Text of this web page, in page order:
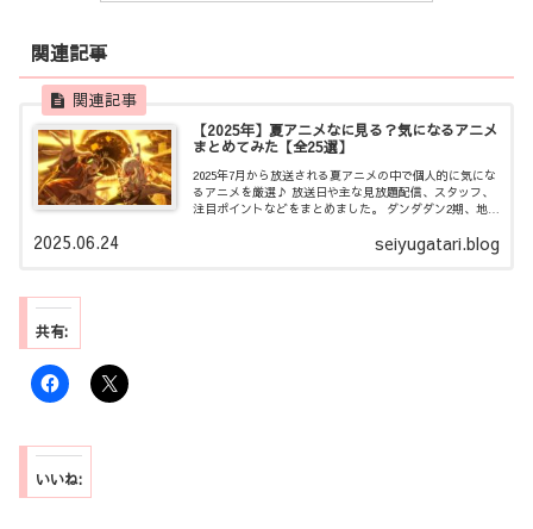
関連記事
【2025年】夏アニメなに見る？気になるアニメ
まとめてみた【全25選】
2025年7月から放送される夏アニメの中で個人的に気にな
るアニメを厳選♪ 放送日や主な見放題配信、スタッフ、
注目ポイントなどをまとめました。 ダンダダン2期、地獄
鬼、サカデイアニメ2期、カラオケ行こ、着せ恋2期
seiyugatari.blog
2025.06.24
共有:
いいね: